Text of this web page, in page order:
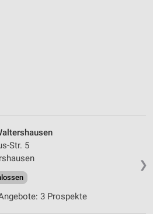
❯
Str. 5
3 Prospekte